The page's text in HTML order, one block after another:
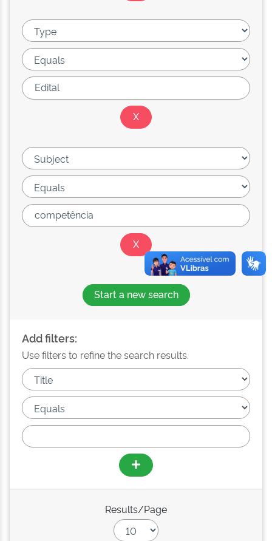
Start a new search
Add filters:
Use filters to refine the search results.
Results/Page